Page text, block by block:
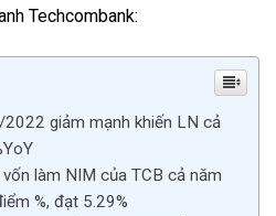
Techcombank:
2022 giảm mạnh khiến LN cả
làm NIM của TCB cả năm
%, đạt 5.29%